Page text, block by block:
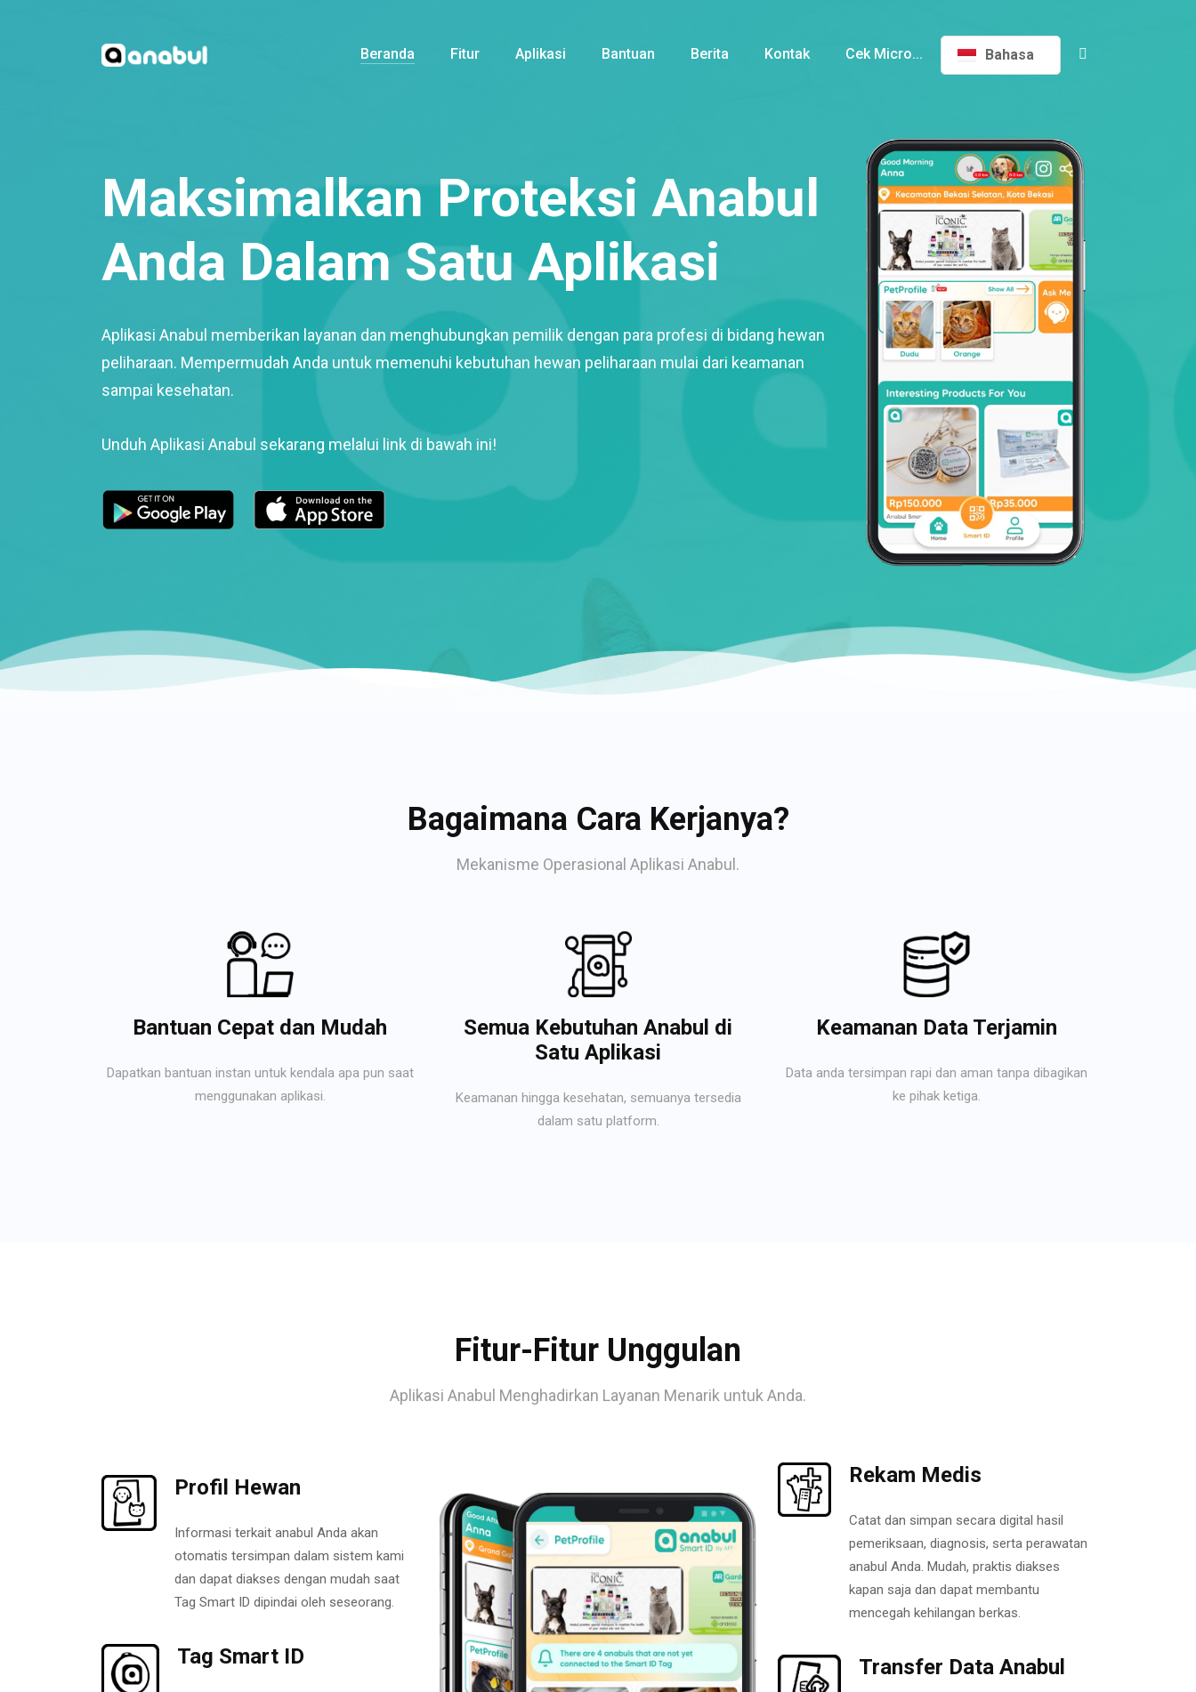
Beranda Fitur Aplikasi Bantuan Berita Kontak Cek Micro... Bahasa
Maksimalkan Proteksi Anabul
Anda Dalam Satu Aplikasi
Aplikasi Anabul memberikan layanan dan menghubungkan pemilik dengan para profesi di bidang hewan
peliharaan. Mempermudah Anda untuk memenuhi kebutuhan hewan peliharaan mulai dari keamanan
sampai kesehatan.
Unduh Aplikasi Anabul sekarang melalui link di bawah ini!
Bagaimana Cara Kerjanya?
Mekanisme Operasional Aplikasi Anabul.
Bantuan Cepat dan Mudah
Dapatkan bantuan instan untuk kendala apa pun saat
menggunakan aplikasi.
Semua Kebutuhan Anabul di
Satu Aplikasi
Keamanan hingga kesehatan, semuanya tersedia
dalam satu platform.
Keamanan Data Terjamin
Data anda tersimpan rapi dan aman tanpa dibagikan
ke pihak ketiga.
Fitur-Fitur Unggulan
Aplikasi Anabul Menghadirkan Layanan Menarik untuk Anda.
Profil Hewan
Informasi terkait anabul Anda akan
otomatis tersimpan dalam sistem kami
dan dapat diakses dengan mudah saat
Tag Smart ID dipindai oleh seseorang.
Tag Smart ID
Rekam Medis
Catat dan simpan secara digital hasil
pemeriksaan, diagnosis, serta perawatan
anabul Anda. Mudah, praktis diakses
kapan saja dan dapat membantu
mencegah kehilangan berkas.
Transfer Data Anabul